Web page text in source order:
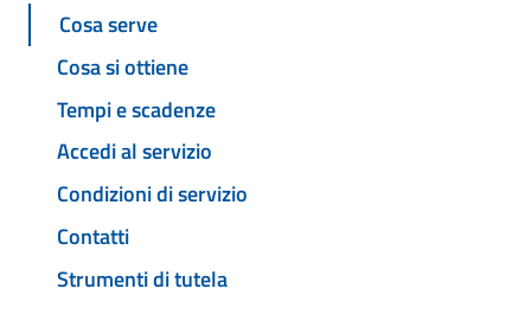
Cosa serve
Cosa si ottiene
Tempi e scadenze
Accedi al servizio
Condizioni di servizio
Contatti
Strumenti di tutela